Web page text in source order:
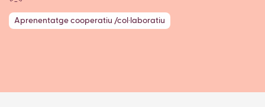
Aprenentatge cooperatiu /col·laboratiu